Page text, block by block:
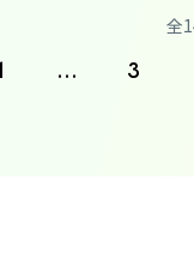
全
… 3